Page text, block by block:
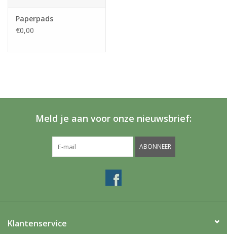
Paperpads
€0,00
Meld je aan voor onze nieuwsbrief:
ABONNEER
Klantenservice